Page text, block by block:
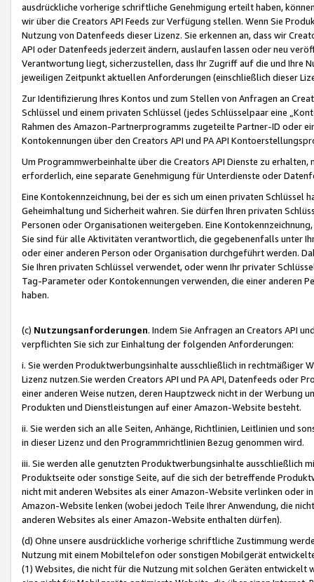
ausdrückliche vorherige schriftliche Genehmigung erteilt haben,
wir über die Creators API Feeds zur Verfügung stellen. Wenn Sie
Nutzung von Datenfeeds dieser Lizenz. Sie erkennen an, dass wir
API oder Datenfeeds jederzeit ändern, auslaufen lassen oder neu
Verantwortung liegt, sicherzustellen, dass Ihr Zugriff auf die und Ihre
jeweiligen Zeitpunkt aktuellen Anforderungen (einschließlich dieser
Zur Identifizierung Ihres Kontos und zum Stellen von Anfragen an
Schlüssel und einem privaten Schlüssel (jedes Schlüsselpaar eine
Rahmen des Amazon-Partnerprogramms zugeteilte Partner-ID oder
Kontokennungen über den Creators API und PA API
Um Programmwerbeinhalte über die Creators API Dienste zu
erforderlich, eine separate Genehmigung für Unterdienste oder
Eine Kontokennzeichnung, bei der es sich um einen privaten
Geheimhaltung und Sicherheit wahren. Sie dürfen Ihren privaten
Personen oder Organisationen weitergeben. Eine
Sie sind für alle Aktivitäten verantwortlich, die gegebenenfalls unter
oder einer anderen Person oder Organisation durchgeführt werden.
Sie Ihren privaten Schlüssel verwendet, oder wenn Ihr privater
Tag-Parameter oder Kontokennungen verwenden, die einer anderen
haben.
(c) Nutzungsanforderungen. Indem Sie Anfragen an Creators API
verpflichten Sie sich zur Einhaltung der folgenden Anforderungen:
i. Sie werden Produktwerbungsinhalte ausschließlich in rechtmäßiger
Lizenz nutzen.Sie werden Creators API und PA API, Datenfeeds oder
einer anderen Weise nutzen, deren Hauptzweck nicht in der Werbung
Produkten und Dienstleistungen auf einer Amazon-Website besteht.
ii. Sie werden sich an alle Seiten, Anhänge, Richtlinien, Leitlinien und
in dieser Lizenz und den Programmrichtlinien Bezug genommen wird.
iii. Sie werden alle genutzten Produktwerbungsinhalte ausschließlich
Produktseite oder sonstige Seite, auf die sich der betreffende
nicht mit anderen Websites als einer Amazon-Website verlinken oder
Amazon-Website lenken (wobei jedoch Teile Ihrer Anwendung, die
anderen Websites als einer Amazon-Website enthalten dürfen).
(d) Ohne unsere ausdrückliche vorherige schriftliche Zustimmung
Nutzung mit einem Mobiltelefon oder sonstigen Mobilgerät
(1) Websites, die nicht für die Nutzung mit solchen Geräten